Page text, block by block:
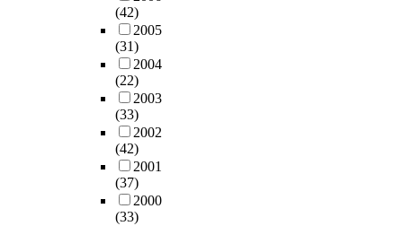
(42)
2005
(31)
2004
(22)
2003
(33)
2002
(42)
2001
(37)
2000
(33)